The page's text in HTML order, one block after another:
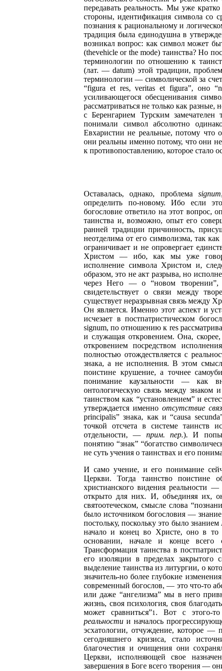
передавать реальность. Мы уже
стороны, идентификация символа со
познания к рациональному и
традиция была единодушна в
возникал вопрос: как символ может
(thevehicle or the mode) таинства? Но
терминологии по отношению к
(лат. — datum) этой традиции,
терминологии — символической за
“figura et res, veritas et figura”, оно
усиливающегося обесценивания
рассматриваться не только как
с Беренгарием Турским
понимали символ абсолютно
Евхаристии не реальные, потому что
они реальны именно потому, что они
к противопоставлению, которое стало
Оставалась, однако, проблема signum
определить по-новому. Ибо если
богословие ответило на этот вопрос,
таинства и, возможно, опыт его
ранней традиции причинность,
неотделима от его символизма, так
ограничивает и не опровергает
Христом — ибо, как мы уже
исполнение символа Христом и,
образом, это не акт разрыва, но
через Него — о “новом
свидетельствует о связи между
существует неразрывная связь между
Он является. Именно этот аспект и
исчезает в постпатристическом
signum, по отношению к res
и служащая откровением. Она, скорее,
откровением посредством
полностью отождествляется с
знака, а не исполнения. В этом
поистине крушение, а точнее
понимание каузальности — как
онтологическую связь между знаком
таинством как “установлением” и
утверждается именно отсутствие
principalis” знака, как и “causa
точкой отсчета в системе таинств
отдельности, — прим. пер.). И
понятию “знак” “богатство
не суть учения о таинствах и его
И само учение, и его понимание
Церкви. Тогда таинство поистине
христианского видения реальности
открыто для них. И, объединяя их,
святоотеческом, смысле слова
было источником богословия —
постольку, поскольку это было знанием
начало и конец во Христе, оно в
основании, начале и конце всего
Трансформация таинства в
его изоляции в пределах закрытого
выделение таинства из литургии, о
значитель-но более глубокие
современный богослов, — это что-то
или даже “ангелизма” мы в него
жизнь, своя психология, своя
может сравниться”1. Вот с этого-
реальности и началось
эсхатологии, отчуждение, которое
сегодняшнего кризиса, стало
благочестия и очищения они
Церкви, исполняющей свое
завершения в Боге всего творения —